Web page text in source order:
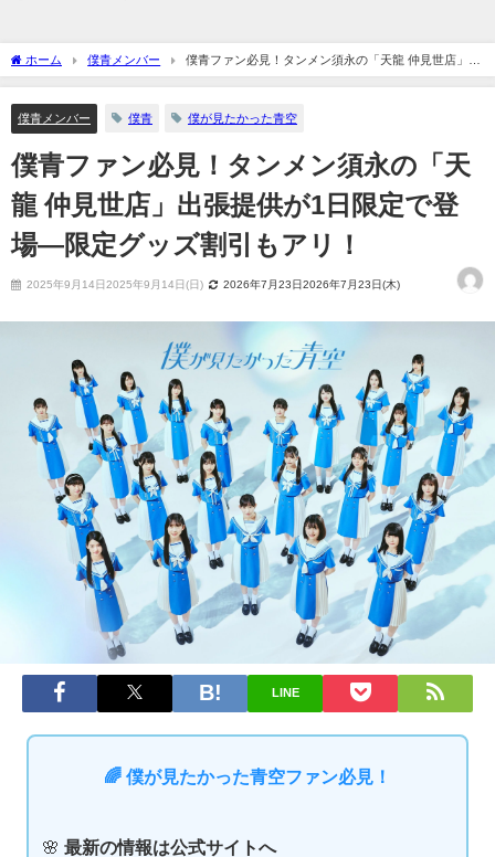
ホーム 僕青メンバー
僕青ファン必見！タンメン須永の「天龍 仲見世店」出
僕青メンバー 僕青 僕が見たかった青空
僕青ファン必見！タンメン須永の「天
龍 仲見世店」出張提供が1日限定で登
場—限定グッズ割引もアリ！
2025年9月14日2025年9月14日(日) 2026年7月23日2026年7月23日(木)
LINE
🌈 僕が見たかった青空ファン必見！
🌸 最新の情報は公式サイトへ